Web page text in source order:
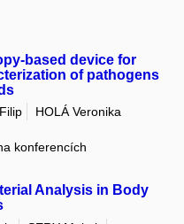
based device for
of pathogens
HOLÁ Veronika
konferencích
Analysis in Body